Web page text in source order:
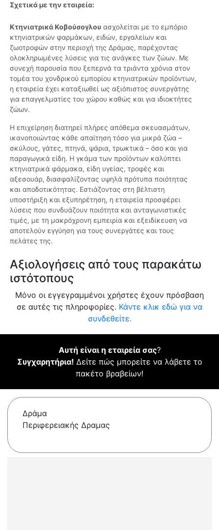
Σχετικά με την εταιρεία:
Κτηνιατρικά Κοβούσογλου ασχολείται με το εμπόριο
κτηνιατρικών φαρμάκων, ειδών, εργαλείων και
ζωοτροφών στην περιοχή της Δράμας, παρέχοντας
ολοκληρωμένες λύσεις για τις ανάγκες των ζώων. Με
συνεχή παρουσία που ξεπερνά τα τριάντα χρόνια στον
τομέα του χονδρικού εμπορίου κτηνιατρικών προϊόντων,
η εταιρεία έχει καταξιωθεί ως αξιόπιστος συνεργάτης
για επαγγελματίες του χώρου καθώς και για ιδιοκτήτες
ζώων.
Η επιχείρηση διατηρεί πλήρες απόθεμα σκευασμάτων,
ικανοποιώντας κάθε απαίτηση τόσο για μικρά ζώα –
σκύλους, γάτες, πτηνά, ψάρια, τρωκτικά – όσο και για
παραγωγικά είδη. Η γκάμα των προϊόντων καλύπτει
κτηνιατρικά φάρμακα, είδη υγείας, τροφές και
αξεσουάρ, διασφαλίζοντας υψηλά πρότυπα ποιότητας
και αποδοτικότητας. Εστιάζοντας στη βέλτιστη
υποστήριξη και εξυπηρέτηση, η εταιρεία προσφέρει
λύσεις που συνδυάζουν ποιότητα και ανταγωνιστικές
τιμές, με τη μακρόχρονη εμπειρία και εξειδίκευση να
αποτελούν εγγύηση για τους συνεργάτες και τους
πελάτες της.
Αξιολογήσεις από τους παρακάτω
ιστότοπους
Μόνο οι εγγεγραμμένοι χρήστες έχουν πρόσβαση
σε αυτές τις πληροφορίες. Κάντε κλικ εδώ για να
συνδεθείτε.
Αυτή είναι η εταιρεία σας?
Συγχαρητήρια! Δείτε πώς μπορείτε να λάβετε το
πακέτο βραβείων!
Δράμα
Περιφερειακής Δραμας